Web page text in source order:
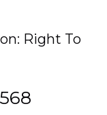
Right To